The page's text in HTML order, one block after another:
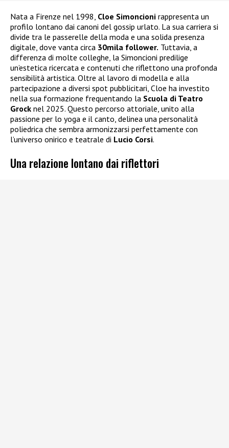
Nata a Firenze nel 1998, Cloe Simoncioni rappresenta un
profilo lontano dai canoni del gossip urlato. La sua carriera si
divide tra le passerelle della moda e una solida presenza
digitale, dove vanta circa 30mila follower. Tuttavia, a
differenza di molte colleghe, la Simoncioni predilige
un’estetica ricercata e contenuti che riflettono una profonda
sensibilità artistica. Oltre al lavoro di modella e alla
partecipazione a diversi spot pubblicitari, Cloe ha investito
nella sua formazione frequentando la Scuola di Teatro
Grock nel 2025. Questo percorso attoriale, unito alla
passione per lo yoga e il canto, delinea una personalità
poliedrica che sembra armonizzarsi perfettamente con
l’universo onirico e teatrale di Lucio Corsi.
Una relazione lontano dai riflettori